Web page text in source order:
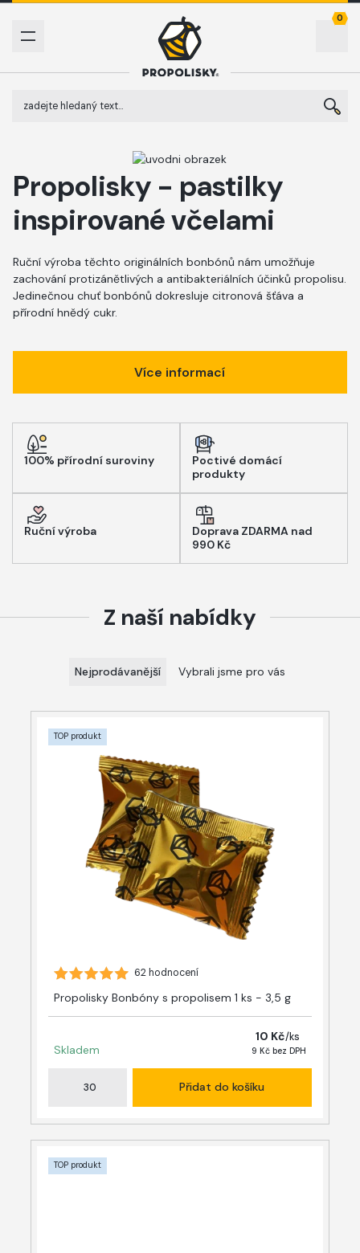
0
100% přírodní suroviny
Poctivé domácí
produkty
Ruční výroba
Doprava ZDARMA nad
990 Kč
Z naší nabídky
Nejprodávanější Vybrali jsme pro vás
TOP produkt
62 hodnocení
Propolisky Bonbóny s propolisem 1 ks - 3,5 g
10 Kč/ks
9 Kč bez DPH
Skladem
Přidat do košíku
TOP produkt
Propolisky - pastilky
inspirované včelami
Ruční výroba těchto originálních bonbónů nám umožňuje
zachování protizánětlivých a antibakteriálních účinků propolisu.
Jedinečnou chuť bonbónů dokresluje citronová šťáva a
přírodní hnědý cukr.
Více informací